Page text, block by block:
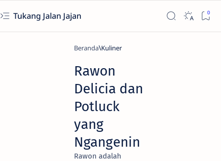
Tukang Jalan Jajan
Beranda Kuliner
Rawon
Delicia dan
Potluck
yang
Ngangenin
Rawon adalah